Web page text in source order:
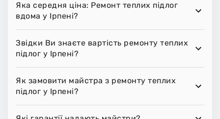
Яка середня ціна: Ремонт теплих підлог
вдома у Ірпені?
Звідки Ви знаєте вартість ремонту теплих
підлог у Ірпені?
Як замовити майстра з ремонту теплих
підлог у Ірпені?